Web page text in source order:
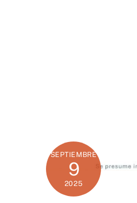
SEPTIEMBRE
9
2025